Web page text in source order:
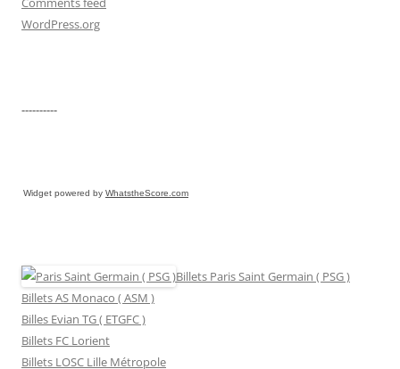
WordPress.org
----------
Widget powered by WhatstheScore.com
Billets Paris Saint Germain ( PSG )
Billets AS Monaco ( ASM )
Billes Evian TG ( ETGFC )
Billets FC Lorient
Billets LOSC Lille Métropole